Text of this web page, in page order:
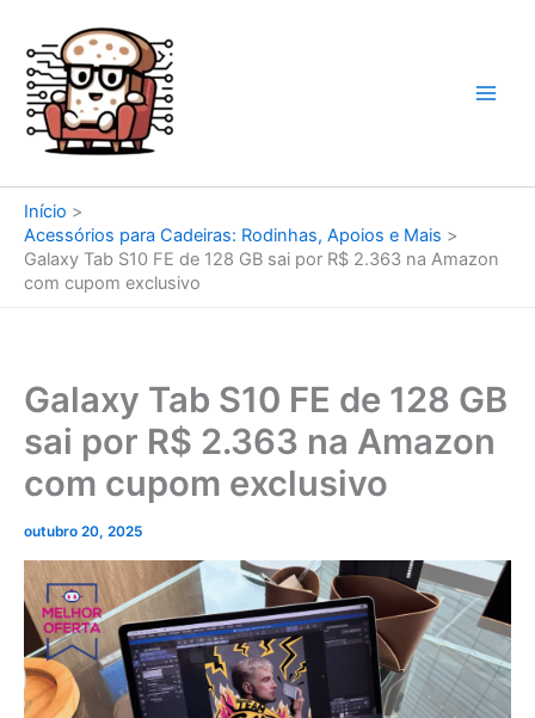
conteúdo
Início
Acessórios para Cadeiras: Rodinhas, Apoios e Mais
Galaxy Tab S10 FE de 128 GB sai por R$ 2.363 na Amazon
com cupom exclusivo
Galaxy Tab S10 FE de 128 GB
sai por R$ 2.363 na Amazon
com cupom exclusivo
outubro 20, 2025